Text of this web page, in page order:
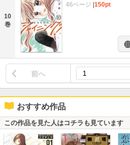
10
巻
46ページ |150pt
前へ
おすすめ作品
この作品を見た人はコチラも見ています